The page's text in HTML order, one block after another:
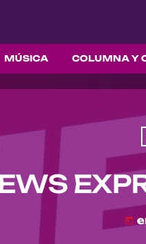
MÚSICA COLUMNA Y
today